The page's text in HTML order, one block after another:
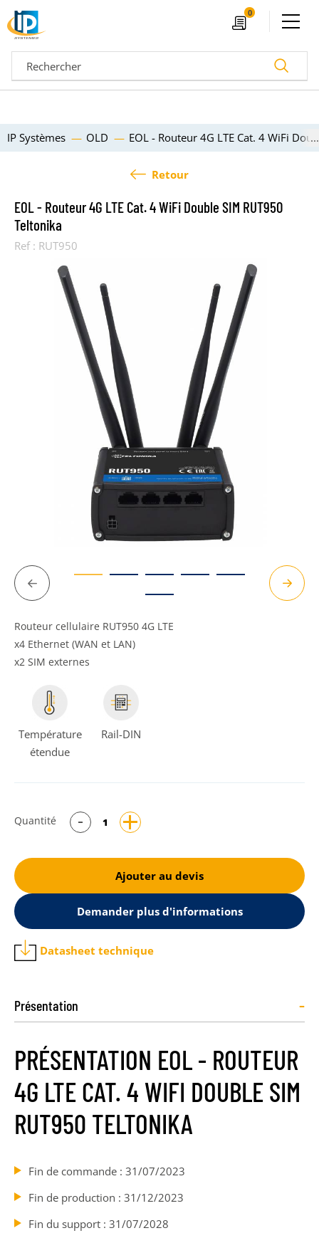
0
Devis Ouvrir le menu
IP Systèmes OLD EOL - Routeur 4G LTE Cat. 4 WiFi
Retour
Précédent
EOL - Routeur 4G LTE Cat. 4 WiFi Double SIM RUT950
Teltonika
Ref : RUT950
Routeur cellulaire RUT950 4G LTE
x4 Ethernet (WAN et LAN)
x2 SIM externes
Température
étendue
Rail-DIN
Quantité
Ajouter au devis
Demander plus d'informations
Datasheet technique
Présentation -
PRÉSENTATION EOL - ROUTEUR
4G LTE CAT. 4 WIFI DOUBLE SIM
RUT950 TELTONIKA
Fin de commande : 31/07/2023
Fin de production : 31/12/2023
Fin du support : 31/07/2028